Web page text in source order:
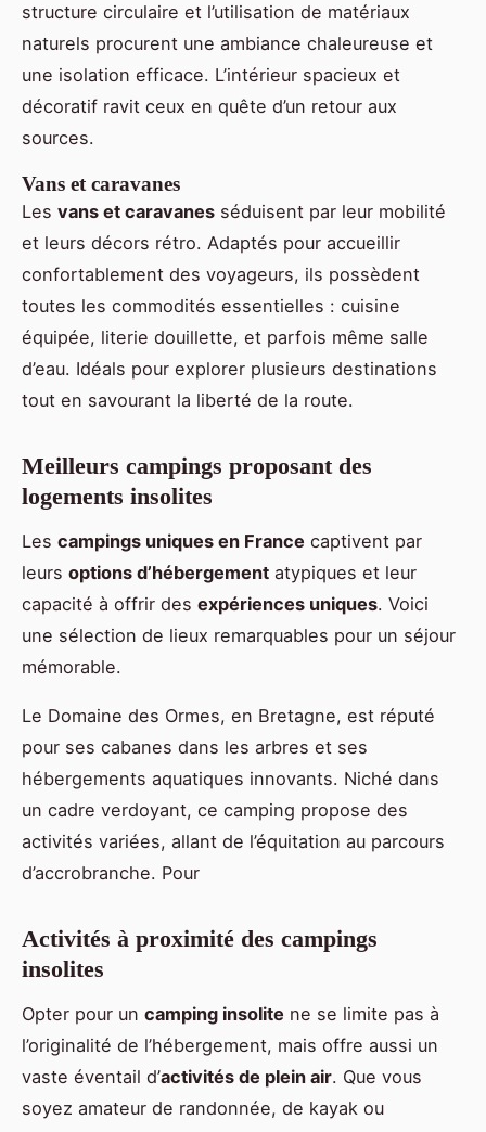
structure circulaire et l’utilisation de matériaux
naturels procurent une ambiance chaleureuse et
une isolation efficace. L’intérieur spacieux et
décoratif ravit ceux en quête d’un retour aux
sources.
Vans et caravanes
Les vans et caravanes séduisent par leur mobilité
et leurs décors rétro. Adaptés pour accueillir
confortablement des voyageurs, ils possèdent
toutes les commodités essentielles : cuisine
équipée, literie douillette, et parfois même salle
d’eau. Idéals pour explorer plusieurs destinations
tout en savourant la liberté de la route.
Meilleurs campings proposant des
logements insolites
Les campings uniques en France captivent par
leurs options d’hébergement atypiques et leur
capacité à offrir des expériences uniques. Voici
une sélection de lieux remarquables pour un séjour
mémorable.
Le Domaine des Ormes, en Bretagne, est réputé
pour ses cabanes dans les arbres et ses
hébergements aquatiques innovants. Niché dans
un cadre verdoyant, ce camping propose des
activités variées, allant de l’équitation au parcours
d’accrobranche. Pour
Activités à proximité des campings
insolites
Opter pour un camping insolite ne se limite pas à
l’originalité de l’hébergement, mais offre aussi un
vaste éventail d’activités de plein air. Que vous
soyez amateur de randonnée, de kayak ou